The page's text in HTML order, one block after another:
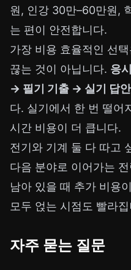
원, 인강 30만–60만원,
는 편이 안전합니다.
가장 비용 효율적인 선
끊는 것이 아닙니다. 응
→ 필기 기출 → 실기 답
다. 실기에서 한 번 떨어
시간 비용이 더 큽니다.
전기와 기계 둘 다 따고
다음 분야로 이어가는
남아 있을 때 추가 비용
모두 얹는 시점도 빨라
자주 묻는 질문